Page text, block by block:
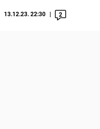
13.12.23. 22:30 2